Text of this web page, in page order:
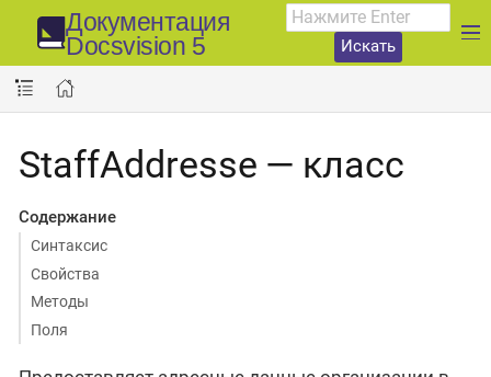
Документация
Docsvision 5
Искать
StaffAddresse — класс
Содержание
Синтаксис
Свойства
Методы
Поля